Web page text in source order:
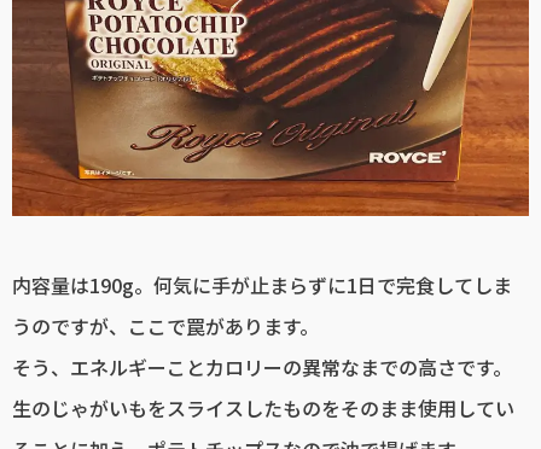
内容量は190g。何気に手が止まらずに1日で完食してしま
うのですが、ここで罠があります。
そう、エネルギーことカロリーの異常なまでの高さです。
生のじゃがいもをスライスしたものをそのまま使用してい